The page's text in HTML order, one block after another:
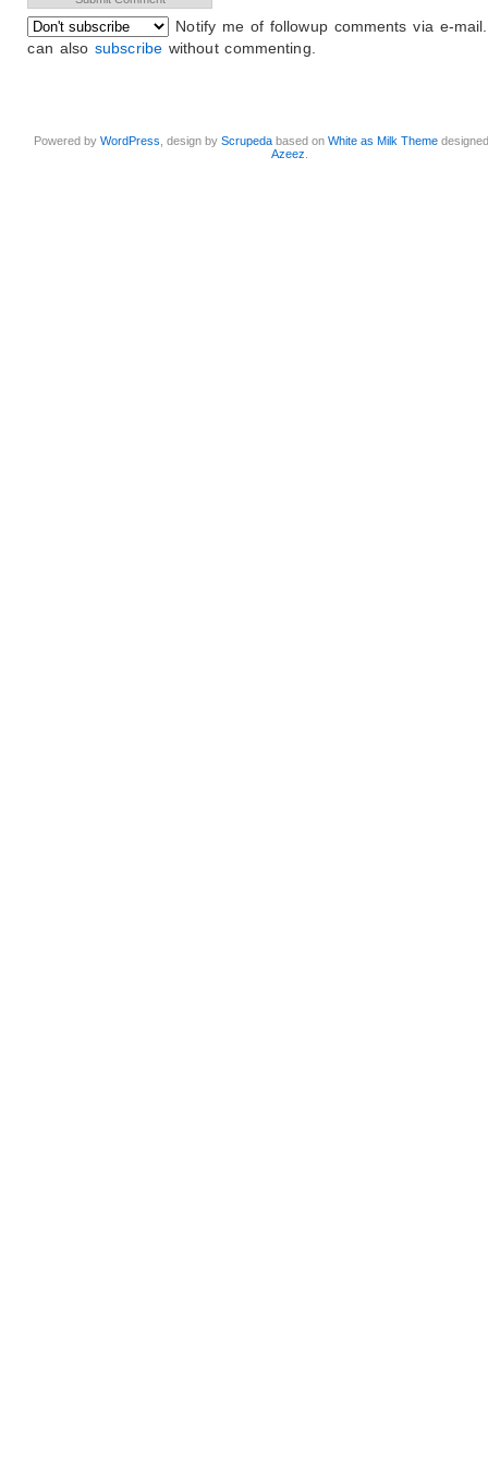
Notify me of followup comments via e-
can also subscribe without commenting.
Powered byWordPress , design byScrupeda based onWhite as Milk Theme
Azeez